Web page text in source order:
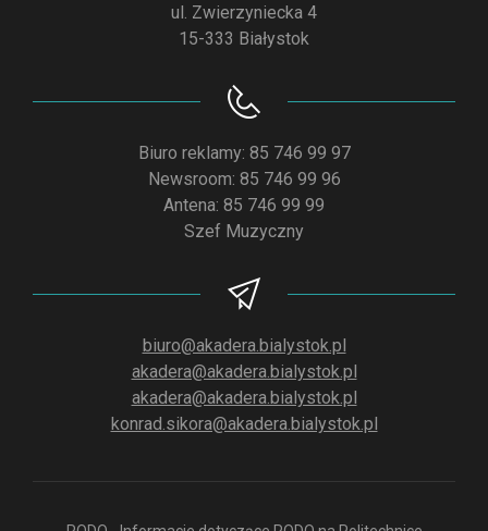
ul. Zwierzyniecka 4
15-333 Białystok
Biuro reklamy: 85 746 99 97
Newsroom: 85 746 99 96
Antena: 85 746 99 99
Szef Muzyczny
biuro@akadera.bialystok.pl
akadera@akadera.bialystok.pl
akadera@akadera.bialystok.pl
konrad.sikora@akadera.bialystok.pl